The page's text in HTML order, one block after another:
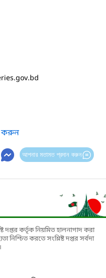
করুন
আপনার মতামত প্রদান করুন
দপ্তর কর্তৃক নিয়মিত হালনাগাদ করা
নিশ্চিত করতে সংশ্লিষ্ট দপ্তর সর্বদা